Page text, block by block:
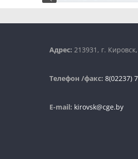
Адрес: 213931, г.
Телефон /факс: 8(02237)
E-mail: kirovsk@cge.by